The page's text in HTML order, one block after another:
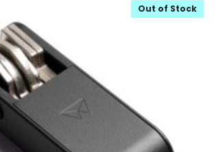
Out of Stock